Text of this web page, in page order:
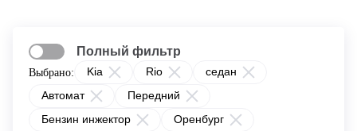
Выбрано: Kia Rio
седан
Автомат
Передний
Бензин инжектор
Оренбург
Полный фильтр